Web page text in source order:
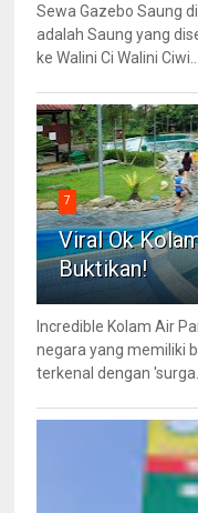
Sewa Gazebo Saung
adalah Saung yang
ke Walini Ci Walini Ciwi...
7
Viral Ok
Buktikan!
Incredible Kolam Air
negara yang memiliki
terkenal dengan 'surga...